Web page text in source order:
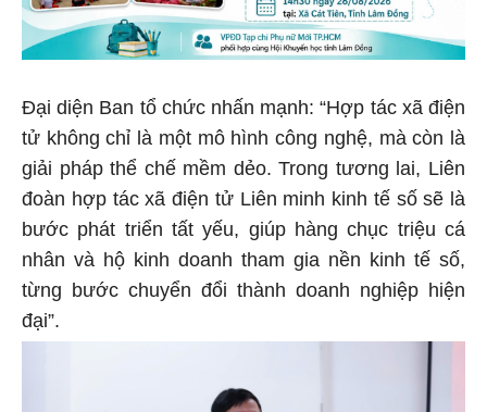
Đại diện Ban tổ chức nhấn mạnh: “Hợp tác xã điện
tử không chỉ là một mô hình công nghệ, mà còn là
giải pháp thể chế mềm dẻo. Trong tương lai, Liên
đoàn hợp tác xã điện tử Liên minh kinh tế số sẽ là
bước phát triển tất yếu, giúp hàng chục triệu cá
nhân và hộ kinh doanh tham gia nền kinh tế số,
từng bước chuyển đổi thành doanh nghiệp hiện
đại”.